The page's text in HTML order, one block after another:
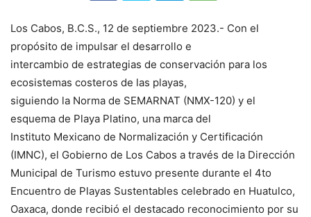
Los Cabos, B.C.S., 12 de septiembre 2023.- Con el
propósito de impulsar el desarrollo e
intercambio de estrategias de conservación para los
ecosistemas costeros de las playas,
siguiendo la Norma de SEMARNAT (NMX-120) y el
esquema de Playa Platino, una marca del
Instituto Mexicano de Normalización y Certificación
(IMNC), el Gobierno de Los Cabos a través de la Dirección
Municipal de Turismo estuvo presente durante el 4to
Encuentro de Playas Sustentables celebrado en Huatulco,
Oaxaca, donde recibió el destacado reconocimiento por su